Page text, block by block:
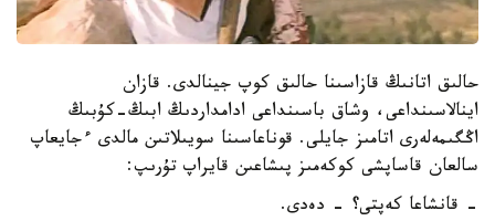
حالىق اتانىڭ قازاسىنا حالىق كوپ جينالدى. قازان
اينالاسىنداعى، وشاق باسىنداعى ادامداردىڭ ابىڭ-كۇبىڭ
اڭگىمەلەرى اتامىز جايلى. قوناعاسىنا سويىلاتىن مالدى ءجايعاپ
سالعان قاساپشى كوكەمىز پىشاعىن قايراپ تۇرىپ:
- قانشاعا كەپتى؟ - دەدى.